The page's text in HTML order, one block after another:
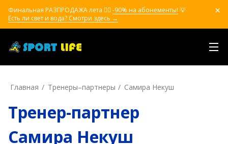
Финальная РАЗПРОДАЖА лета ❤️‍🔥 -90% на абонементы! 💡
Есть ли свет и вода? Смотри здесь →
Главная Тренеры–пapтнepы Самира Некуш
Тренер-партнер
Самира Некуш